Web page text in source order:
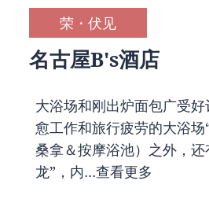
荣・伏见
名古屋B's酒店
大浴场和刚出炉面包广受
愈工作和旅行疲劳的大浴场
桑拿＆按摩浴池）之外，
龙”，内…查看更多